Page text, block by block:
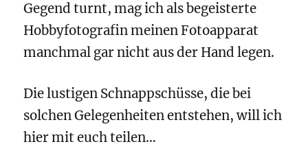
Gegend turnt, mag ich als begeisterte
Hobbyfotografin meinen Fotoapparat
manchmal gar nicht aus der Hand legen.
Die lustigen Schnappschüsse, die bei
solchen Gelegenheiten entstehen, will ich
hier mit euch teilen…